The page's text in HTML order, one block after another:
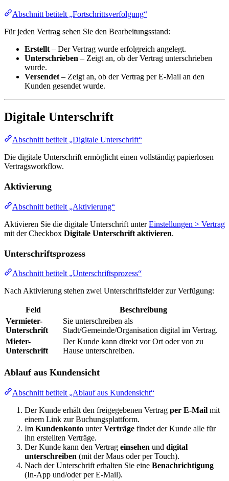
Abschnitt betitelt „Fortschrittsverfolgung“
Für jeden Vertrag sehen Sie den Bearbeitungsstand:
Erstellt– Der Vertrag wurde erfolgreich angelegt.
Unterschrieben – Zeigt an, ob der Vertrag unterschrieben
wurde.
Versendet– Zeigt an, ob der Vertrag per E-Mail an den
Kunden gesendet wurde.
Digitale Unterschrift
Abschnitt betitelt „Digitale Unterschrift“
Die digitale Unterschrift ermöglicht einen vollständig papierlosen
Vertragsworkflow.
Aktivierung
Abschnitt betitelt „Aktivierung“
Aktivieren Sie die digitale Unterschrift unterEinstellungen > Vertrag
mit der Checkbox Digitale Unterschrift aktivieren.
Unterschriftsprozess
Abschnitt betitelt „Unterschriftsprozess“
Nach Aktivierung stehen zwei Unterschriftsfelder zur Verfügung:
Feld
Beschreibung
Vermieter-
Unterschrift
Sie unterschreiben als
Stadt/Gemeinde/Organisation digital im Vertrag.
Mieter-
Unterschrift
Der Kunde kann direkt vor Ort oder von zu
Hause unterschreiben.
Ablauf aus Kundensicht
Abschnitt betitelt „Ablauf aus Kundensicht“
Der Kunde erhält den freigegebenen Vertrag per E-Mail mit
einem Link zur Buchungsplattform.
Im Kundenkonto unterVerträge findet der Kunde alle für
ihn erstellten Verträge.
Der Kunde kann den Vertrag einsehen und digital
unterschreiben (mit der Maus oder per Touch).
Nach der Unterschrift erhalten Sie eine Benachrichtigung
(In-App und/oder per E-Mail).